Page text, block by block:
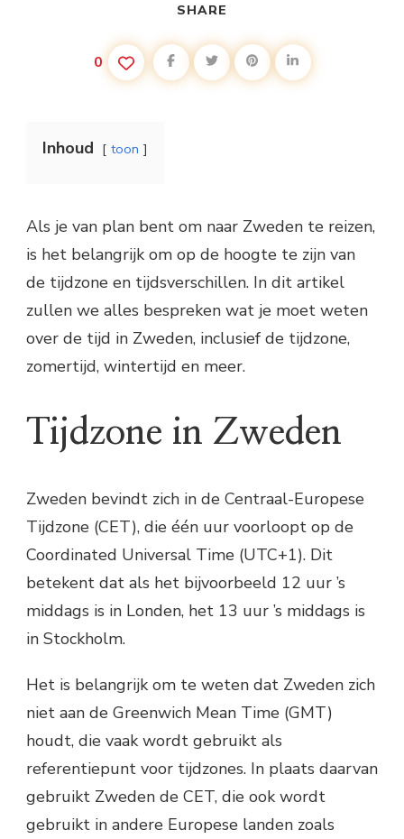
SHARE
0
Inhoud toon
Als je van plan bent om naar Zweden te reizen,
is het belangrijk om op de hoogte te zijn van
de tijdzone en tijdsverschillen. In dit artikel
zullen we alles bespreken wat je moet weten
over de tijd in Zweden, inclusief de tijdzone,
zomertijd, wintertijd en meer.
Tijdzone in Zweden
Zweden bevindt zich in de Centraal-Europese
Tijdzone (CET), die één uur voorloopt op de
Coordinated Universal Time (UTC+1). Dit
betekent dat als het bijvoorbeeld 12 uur ’s
middags is in Londen, het 13 uur ’s middags is
in Stockholm.
Het is belangrijk om te weten dat Zweden zich
niet aan de Greenwich Mean Time (GMT)
houdt, die vaak wordt gebruikt als
referentiepunt voor tijdzones. In plaats daarvan
gebruikt Zweden de CET, die ook wordt
gebruikt in andere Europese landen zoals